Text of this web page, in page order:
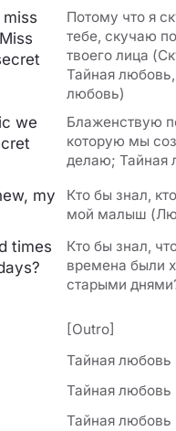
Потому что я
тебе, скучаю
твоего лица
Тайная
любовь)
we
Блаженствую
которую мы
делаю; Тайная
my
Кто бы знал,
мой малыш
times
Кто бы знал,
времена были
старыми
[Outro]
Тайная любовь
Тайная любовь
Тайная любовь